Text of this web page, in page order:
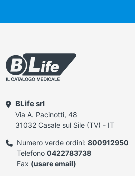
BLife srl
Via A. Pacinotti, 48
31032 Casale sul Sile (TV) - IT
Numero verde ordini: 800912950
Telefono 0422783738
Fax (usare email)